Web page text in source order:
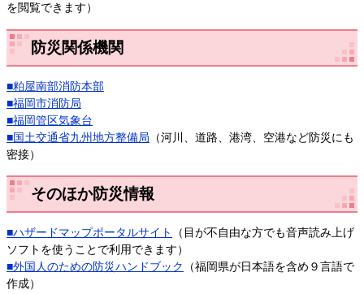
を閲覧できます）
防災関係機関
■粕屋南部消防本部
■福岡市消防局
■福岡管区気象台
■国土交通省九州地方整備局 （河川、道路、港湾、空港など防災にも
密接）
そのほか防災情報
■ハザードマップポータルサイト
（目が不自由な方でも音声読み上げ
ソフトを使うことで利用できます）
■外国人のための防災ハンドブック
（福岡県が日本語を含め９言語で
作成）